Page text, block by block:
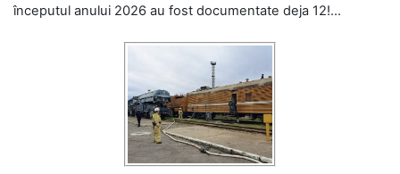
începutul anului 2026 au fost documentate deja 12!...